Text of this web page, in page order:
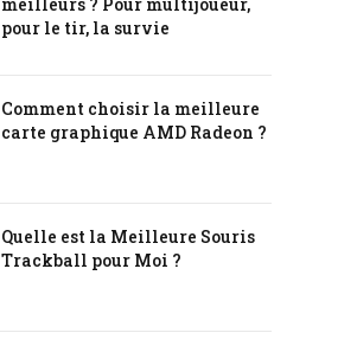
pour le tir, la survie
Comment choisir la meilleure
carte graphique AMD Radeon ?
Quelle est la Meilleure Souris
Trackball pour Moi ?